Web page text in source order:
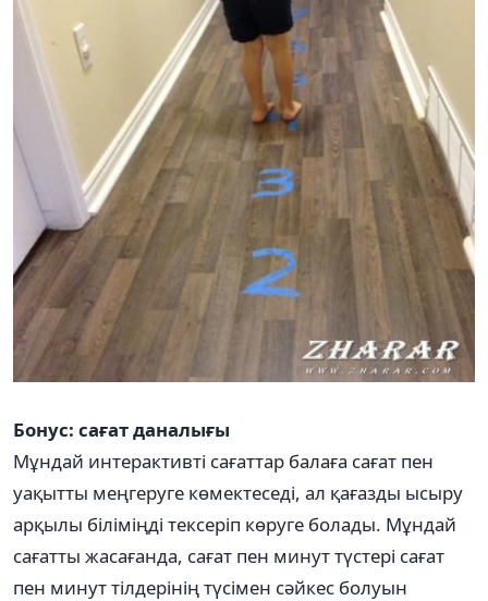
Бонус: сағат даналығы
Мұндай интерактивті сағаттар балаға сағат пен
уақытты меңгеруге көмектеседі, ал қағазды ысыру
арқылы біліміңді тексеріп көруге болады. Мұндай
сағатты жасағанда, сағат пен минут түстері сағат
пен минут тілдерінің түсімен сәйкес болуын